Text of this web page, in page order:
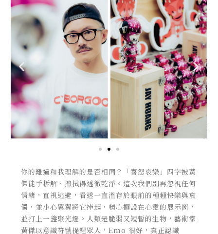
你的難過和我理解的是否相同？「喜怒哀樂」四字被黃
傑徒手拆解、擦拭得透徹乾淨。這次我們別再忽視任何
情緒，直視逃避，看透一直溫存於眼前的種種快樂與哀
傷，並小心翼翼將它捧起，精心擺設在心靈的展示窗，
並打上一盞聚光燈。人類是脆弱又短暫的生物，藝術家
黃傑以意識符號提醒眾人，Emo 很好，真正認識